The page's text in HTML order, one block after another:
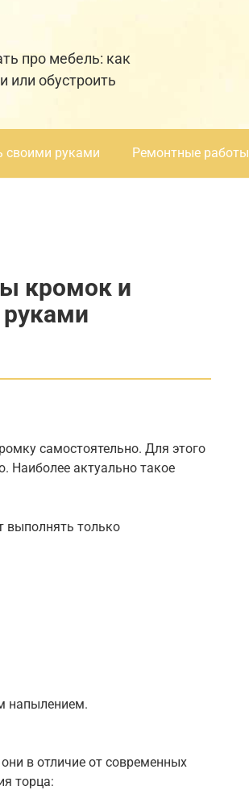
про мебель: как
или обустроить
своими руками Ремонтные работы
кромок и
самостоятельно. Для этого
Наиболее актуально такое
выполнять только
напылением.
в отличие от современных
торца: